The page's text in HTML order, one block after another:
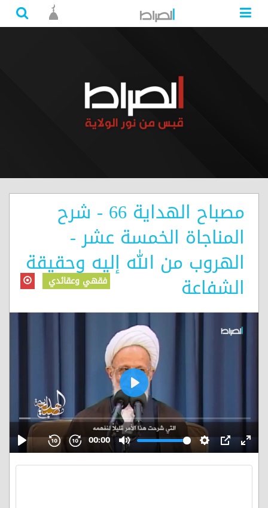
مصباح الهداية 66 - شرح
المناجاة الخمسة عشر -
الهروب من الله إليه وحقيقة
الشفاعة فقهي وعقائدي